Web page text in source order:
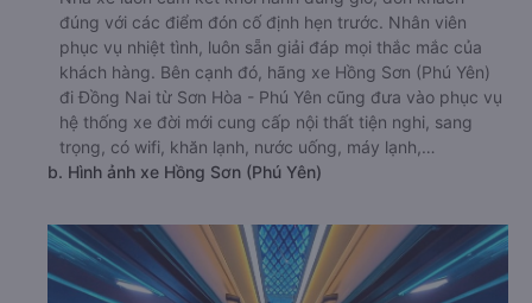
đúng với các điểm đón cố định hẹn trước. Nhân viên
phục vụ nhiệt tình, luôn sẵn giải đáp mọi thắc mắc của
khách hàng. Bên cạnh đó, hãng xe Hồng Sơn (Phú Yên)
đi Đồng Nai từ Sơn Hòa - Phú Yên cũng đưa vào phục vụ
hệ thống xe đời mới cung cấp nội thất tiện nghi, sang
trọng, có wifi, khăn lạnh, nước uống, máy lạnh,…
b. Hình ảnh xe Hồng Sơn (Phú Yên)